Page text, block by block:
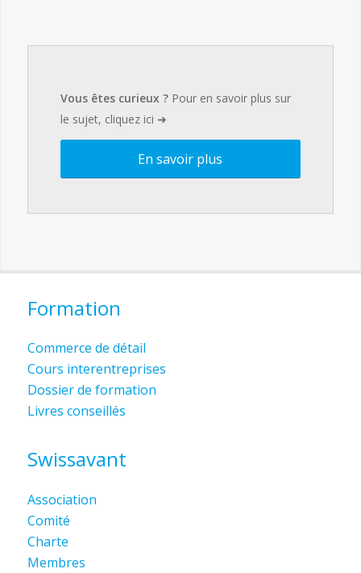
Vous êtes curieux ? Pour en savoir plus sur
le sujet, cliquez ici ➜
En savoir plus
Formation
Commerce de détail
Cours interentreprises
Dossier de formation
Livres conseillés
Swissavant
Association
Comité
Charte
Membres